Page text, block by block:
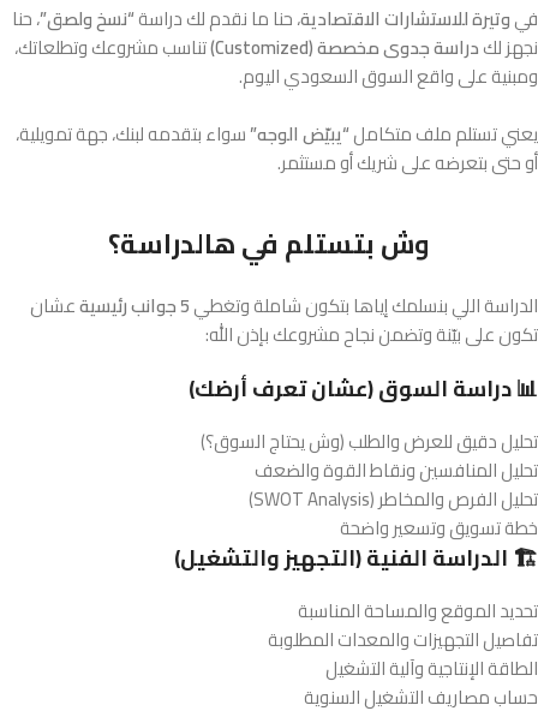
فيوتيرة للاستشارات الاقتصادية، حنا ما نقدم لك دراسة“نسخ ولصق”، حنا
نجهز لكدراسة جدوى مخصصة (Customized)
تناسب مشروعك وتطلعاتك،
ومبنية على واقع السوق السعودي اليوم.
يعني تستلم ملف متكامل“يبيّض الوجه”سواء بتقدمه لبنك، جهة تمويلية،
أو حتى بتعرضه على شريك أو مستثمر.
وش بتستلم في هالدراسة؟
الدراسة اللي بنسلمك إياها بتكون شاملة وتغطي5 جوانب رئيسية
عشان
تكون على بيّنة وتضمن نجاح مشروعك بإذن الله:
📊 دراسة السوق (عشان تعرف أرضك)
تحليل دقيق للعرض والطلب (وش يحتاج السوق؟)
تحليل المنافسين ونقاط القوة والضعف
تحليل الفرص والمخاطر (SWOT Analysis)
خطة تسويق وتسعير واضحة
🏗️ الدراسة الفنية (التجهيز والتشغيل)
تحديد الموقع والمساحة المناسبة
تفاصيل التجهيزات والمعدات المطلوبة
الطاقة الإنتاجية وآلية التشغيل
حساب مصاريف التشغيل السنوية